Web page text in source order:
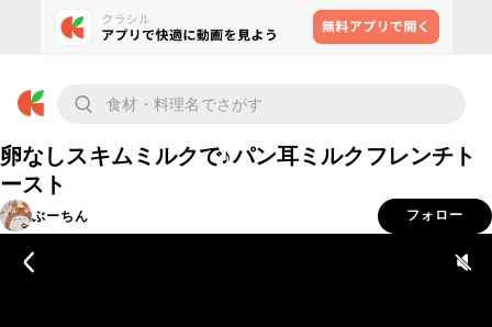
卵なしスキムミルクで♪パン耳ミルクフレンチト
ースト
ぶーちん フォロー